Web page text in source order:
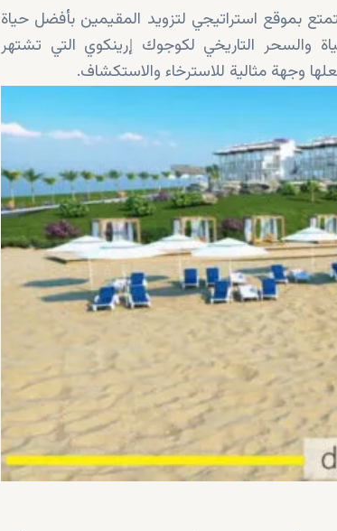
بموقع استراتيجي لتزويد المقيمين بأفضل حياة
والسحر التاريخي لكوجوك إرينكوي التي تشتهر
وجهة مثالية للاسترخاء والاستكشاف.